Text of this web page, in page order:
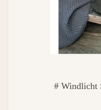
# Windlicht